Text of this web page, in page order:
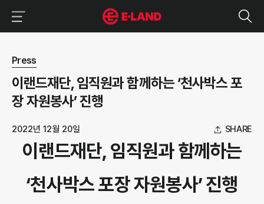
뉴스 상세보기
Press
이랜드재단, 임직원과 함께하는 ‘천사박스 포
장 자원봉사’ 진행
2022년 12월 20일 SHARE
이랜드재단, 임직원과 함께하는
‘천사박스 포장 자원봉사’ 진행